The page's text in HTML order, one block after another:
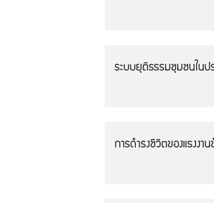
ระบบยุติธรรมชุมชนในป
การดำรงชีวิตของแรงง